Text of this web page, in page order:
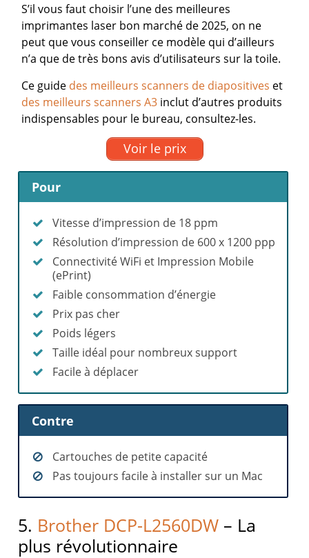
S’il vous faut choisir l’une des meilleures
imprimantes laser bon marché de 2025, on ne
peut que vous conseiller ce modèle qui d’ailleurs
n’a que de très bons avis d’utilisateurs sur la toile.
Ce guide des meilleurs scanners de diapositives et
des meilleurs scanners A3 inclut d’autres produits
indispensables pour le bureau, consultez-les.
Voir le prix
Pour
Vitesse d’impression de 18 ppm
Résolution d’impression de 600 x 1200 ppp
Connectivité WiFi et Impression Mobile
(ePrint)
Faible consommation d’énergie
Prix pas cher
Poids légers
Taille idéal pour nombreux support
Facile à déplacer
Contre
Cartouches de petite capacité
Pas toujours facile à installer sur un Mac
5. Brother DCP-L2560DW – La
plus révolutionnaire